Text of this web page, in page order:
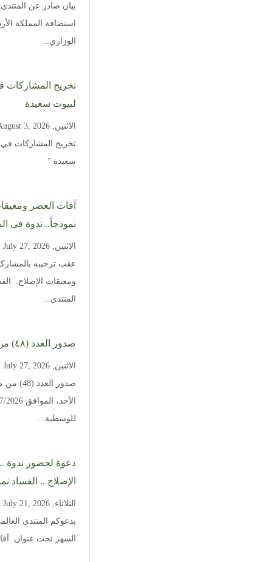
بيان صادر عن
استضافة المملكة
الوزاري...
تخريج المشاركات
لبيوت سعيدة
الاثنين, August 3, 2026
تخريج المشاركات
سعيدة "
آفات العصر
نموذجاً.. ندوة في
الاثنين, July 27, 2026
عقب ترحيبه
ومعيقات الإصلاح..
المنتدى...
صدور العدد (٤٨) من مجلة الوسطية
الاثنين, July 27, 2026
صدور
للوسطية...
دعوة لحضور ندوة
الإصلاح .. الفساد
الثلاثاء, July 21, 2026
يدعوكم المنتدى
الشهر تحت عنوان